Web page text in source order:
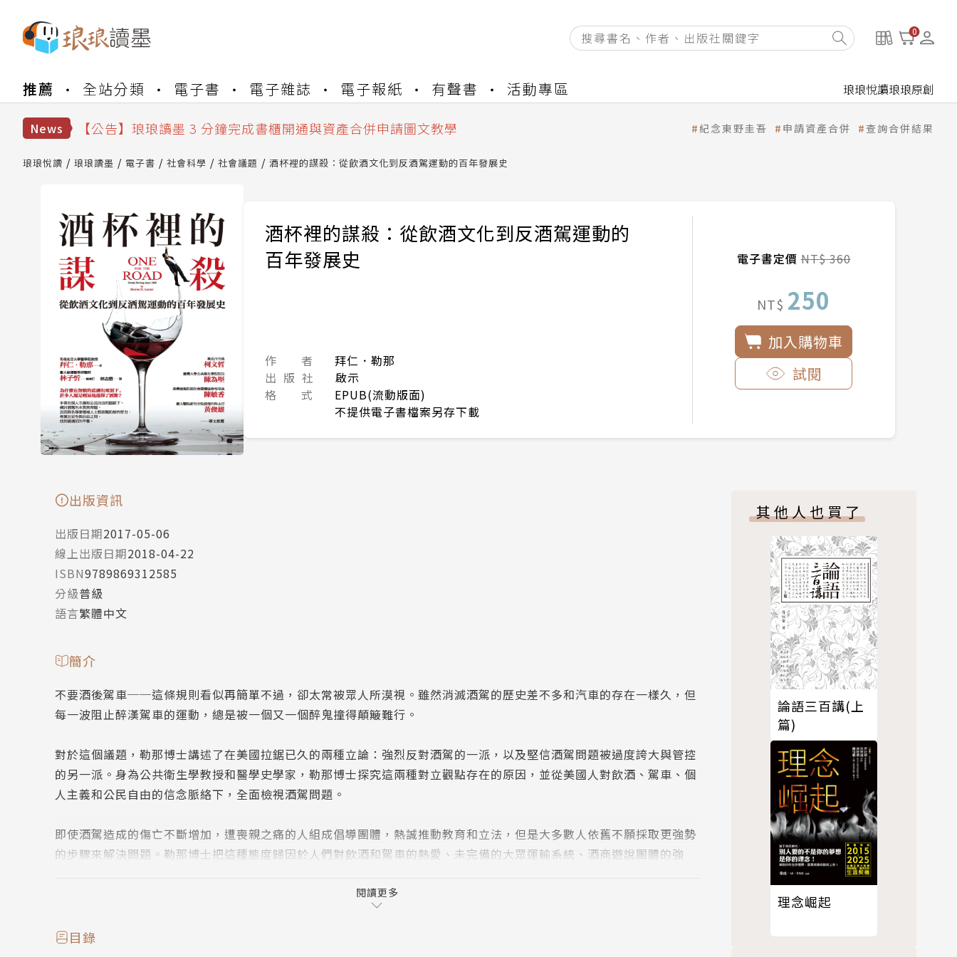
0
推薦 全站分類 電子書 電子雜誌 電子報紙 有聲書 活動專區 琅琅悅讀琅琅原創
News
【公告】琅琅讀墨數位閱讀資產合併與書櫃開通申請
【公告】琅琅讀墨 3 分鐘完成書櫃開通與資產合併申請圖文教學
【公告】琅琅讀墨數位閱讀資產合併與書櫃開通申請
紀念東野圭吾 申請資產合併 查詢合併結果
琅琅悅讀 琅琅讀墨 電子書 社會科學 社會議題 酒杯裡的謀殺：從飲酒文化到反酒駕運動的百年發展史
酒杯裡的謀殺：從飲酒文化到反酒駕運動的
百年發展史
作 者
拜仁．勒那
出 版 社
啟示
格 式
EPUB(流動版面)
不提供電子書檔案另存下載
電子書定價NT$ 360
NT$ 250
加入購物車
試閱
出版資訊
出版日期2017-05-06
線上出版日期2018-04-22
ISBN9789869312585
分級普級
語言繁體中文
簡介
不要酒後駕車──這條規則看似再簡單不過，卻太常被眾人所漠視。雖然消滅酒駕的歷史差不多和汽車的存在一樣久，但
每一波阻止醉漢駕車的運動，總是被一個又一個醉鬼撞得顛簸難行。
對於這個議題，勒那博士講述了在美國拉鋸已久的兩種立論：強烈反對酒駕的一派，以及堅信酒駕問題被過度誇大與管控
的另一派。身為公共衛生學教授和醫學史學家，勒那博士探究這兩種對立觀點存在的原因，並從美國人對飲酒、駕車、個
人主義和公民自由的信念脈絡下，全面檢視酒駕問題。
即使酒駕造成的傷亡不斷增加，遭喪親之痛的人組成倡導團體，熱誠推動教育和立法，但是大多數人依舊不願採取更強勢
的步驟來解決問題。勒那博士把這種態度歸因於人們對飲酒和駕車的熱愛、未完備的大眾運輸系統、酒商遊說團體的強
本書引人入勝地探討了酒駕歷史、民間與專業人士終止酒駕的努力，以及民眾對個人自由極限一再的挑戰與測試。為什麼
經過了數十年的警告，人們還是選擇在酒醉時駕車？本書提供了至關重要的歷史教訓，有助於理解酒駕這古老的流行病，
閱讀更多
目錄
其他人也買了
論語三百講(上
篇)
理念崛起